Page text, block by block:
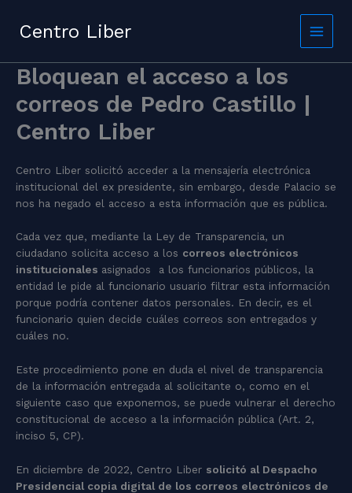
contentCentro Liber
Bloquean el acceso a los
correos de Pedro Castillo |
Centro Liber
Centro Liber solicitó acceder a la mensajería electrónica
institucional del ex presidente, sin embargo, desde Palacio se
nos ha negado el acceso a esta información que es pública.
Cada vez que, mediante la Ley de Transparencia, un
ciudadano solicita acceso a los correos electrónicos
institucionales asignados a los funcionarios públicos, la
entidad le pide al funcionario usuario filtrar esta información
porque podría contener datos personales. En decir, es el
funcionario quien decide cuáles correos son entregados y
cuáles no.
Este procedimiento pone en duda el nivel de transparencia
de la información entregada al solicitante o, como en el
siguiente caso que exponemos, se puede vulnerar el derecho
constitucional de acceso a la información pública (Art. 2,
inciso 5, CP).
En diciembre de 2022, Centro Liber solicitó al Despacho
Presidencial copia digital de los correos electrónicos de